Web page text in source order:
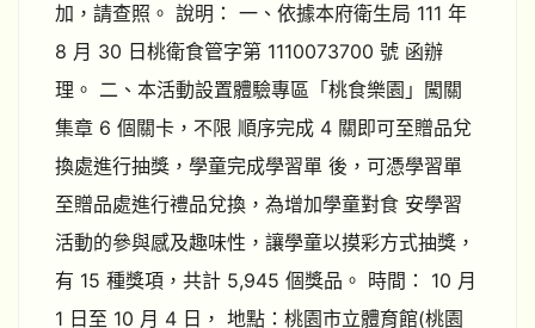
加，請查照。 說明： 一、依據本府衛生局 111 年
8 月 30 日桃衛食管字第 1110073700 號 函辦
理。 二、本活動設置體驗專區「桃食樂園」闖關
集章 6 個關卡，不限 順序完成 4 關即可至贈品兌
換處進行抽獎，學童完成學習單 後，可憑學習單
至贈品處進行禮品兌換，為增加學童對食 安學習
活動的參與感及趣味性，讓學童以摸彩方式抽獎，
有 15 種獎項，共計 5,945 個獎品。 時間： 10 月
1 日至 10 月 4 日， 地點：桃園市立體育館(桃園